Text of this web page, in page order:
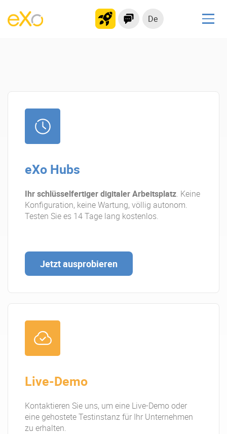
De
Bewerbungsportal
Plattform-Übersicht
Warum eXo
Internationalisierung
Integrationen
Kontrollierte KI
Über uns
Karriere
Ressourcen-Center
Blog
Kontakt
Testen Sie eXo
eXo Hubs
Ihr schlüsselfertiger digitaler Arbeitsplatz. Keine
Konfiguration, keine Wartung, völlig autonom.
Testen Sie es 14 Tage lang kostenlos.
Jetzt ausprobieren
Live-Demo
Kontaktieren Sie uns, um eine Live-Demo oder
eine gehostete Testinstanz für Ihr Unternehmen
zu erhalten.